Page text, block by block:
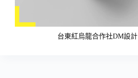
台東紅烏龍合作社DM設計